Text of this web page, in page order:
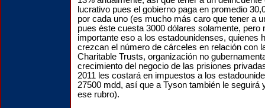
lucrativo pues el gobierno paga en promedio
por cada uno (es mucho más caro que tener a
pues éste cuesta 3000 dólares solamente, pero
importante eso a los estadounidenses, quienes
crezcan el número de cárceles en relación con
Charitable Trusts, organización no
crecimiento del negocio de las prisiones
2011 les costará en impuestos a los
27500 mdd, así que a Tyson también le seguirá
ese rubro).